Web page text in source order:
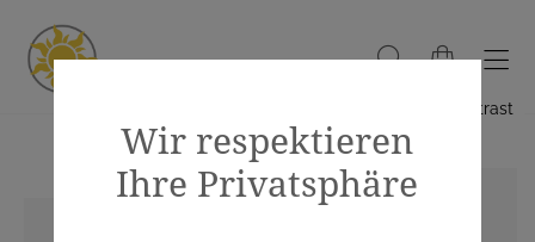
Hoher Kontrast
Wir respektieren
Ihre Privatsphäre